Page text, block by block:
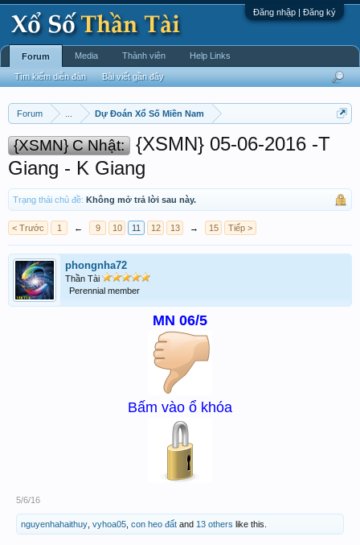
Đăng nhập | Đăng ký
Forum Dự Đoán Xổ Số Miền Nam
{XSMN} C Nhật:
{XSMN} 05-06-2016 -T
Giang - K Giang
Trạng thái chủ đề: Không mở trả lời sau này.
< Trước 1 ← 9 10 11 12 13 → 15 Tiếp >
phongnha72
Thần Tài
Perennial member
MN 06/5
Bấm vào ổ khóa
5/6/16
nguyenhahaithuy vyhoa05 con heo đất and 13 others like this.
Forum
Tìm kiếm diễn đàn Bài viết gần đây
Media Thành viên Help Links